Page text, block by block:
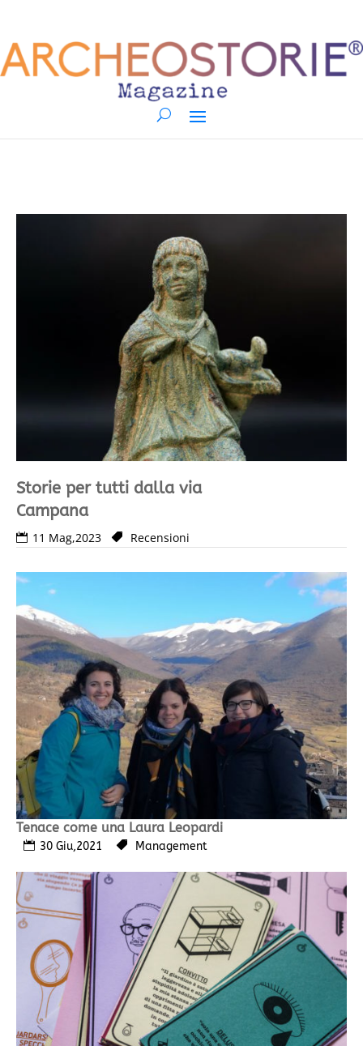
Storie per tutti dalla via
Campana
11 Mag,2023 Recensioni
Tenace come una Laura Leopardi
30 Giu,2021 Management